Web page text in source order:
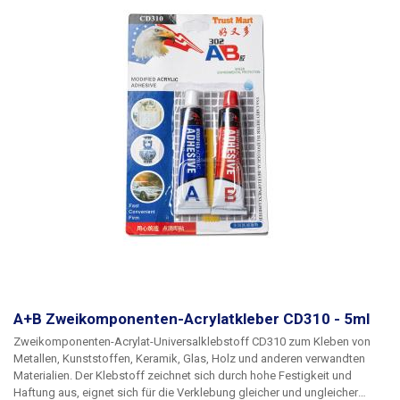
gründlich mischen. Bei Bedarf können ein paar Tropfen Wasser
mechanische Festigkeit, die Sie je nach Situation mit einer
Vergussmasse verstärken können. Der Klebstoff ist nach dem Trocknen
A+B Zweikomponenten-Acrylatkleber CD310 - 5ml
Zweikomponenten-Acrylat-Universalklebstoff CD310 zum Kleben von
Metallen, Kunststoffen, Keramik, Glas, Holz und anderen verwandten
Materialien.
Haftung aus, eignet sich für die Verklebung gleicher und ungleicher